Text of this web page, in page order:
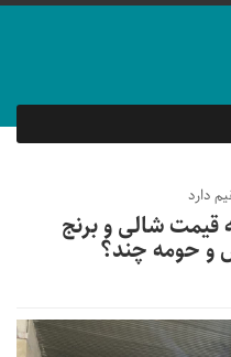
دارد
قیمت شالی و برنج
و حومه چند؟